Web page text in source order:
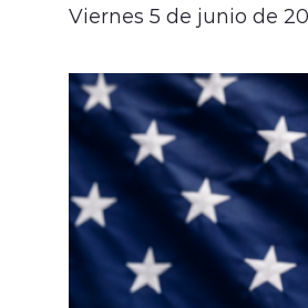
Viernes 5 de junio de